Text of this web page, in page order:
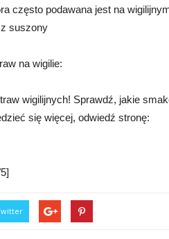
często podawana jest na
suszony
na wigilie:
wigilijnych! Sprawdź, jakie
się więcej, odwiedź stronę: